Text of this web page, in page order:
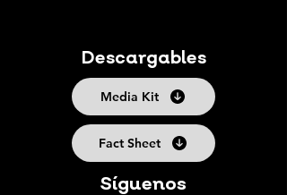
Descargables
Media Kit
Fact Sheet
Síguenos